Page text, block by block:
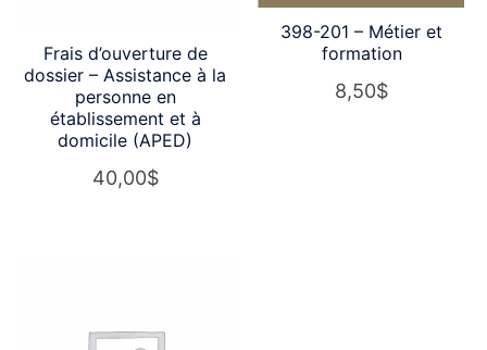
Frais d’ouverture de
dossier – Assistance à la
personne en
établissement et à
domicile (APED)
40,00$
398-201 – Métier et
formation
8,50$